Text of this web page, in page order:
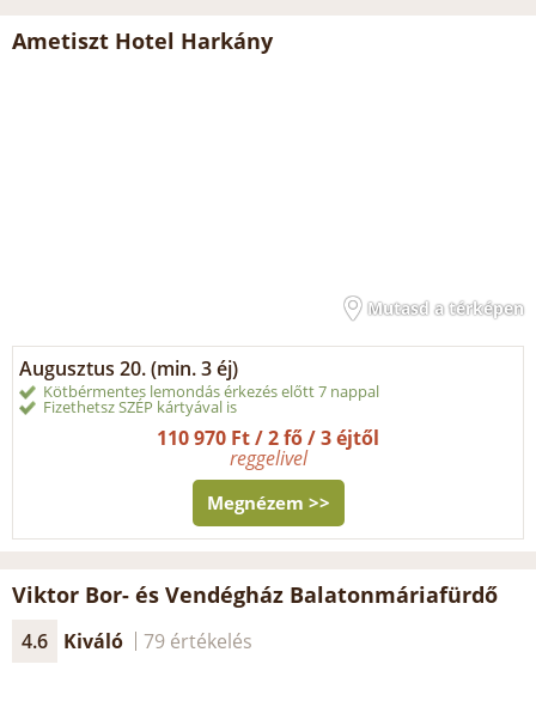
Ametiszt Hotel Harkány
Mutasd a térképen
Augusztus 20. (min. 3 éj)
Kötbérmentes lemondás érkezés előtt 7 nappal
Fizethetsz SZÉP kártyával is
110 970 Ft / 2 fő / 3 éjtől
reggelivel
Megnézem >>
Viktor Bor- és Vendégház Balatonmáriafürdő
4.6 Kiváló 79 értékelés